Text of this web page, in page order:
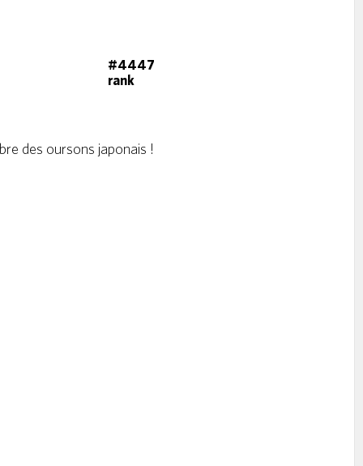
#4447
rank
des oursons japonais !